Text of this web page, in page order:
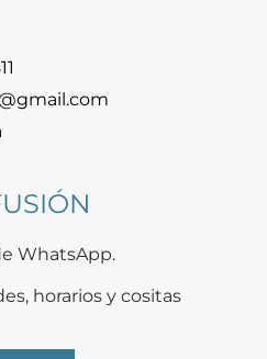
WhatsApp.
horarios y cositas